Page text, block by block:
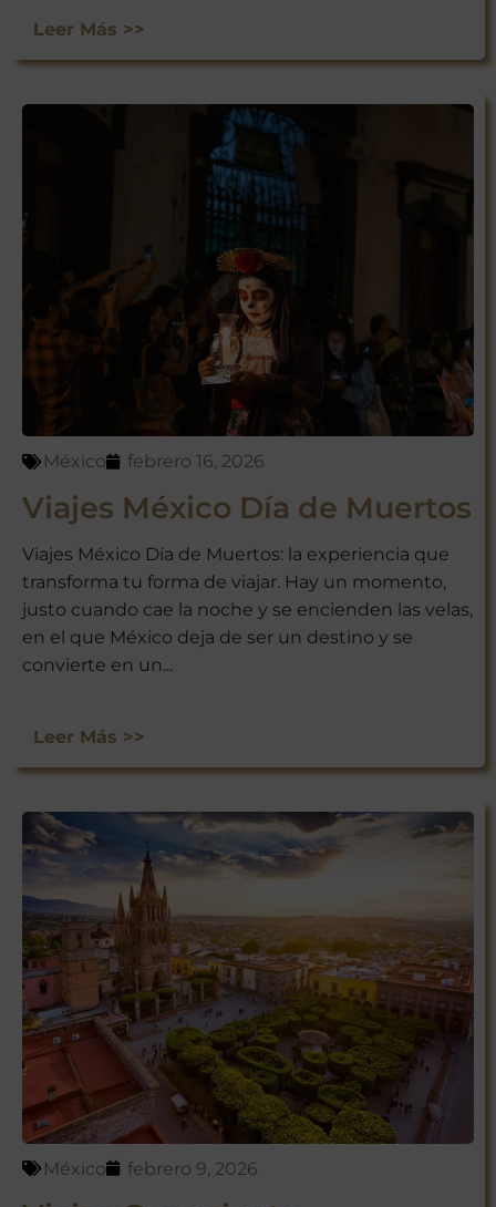
Leer Más >>
México febrero 16, 2026
Viajes México Día de Muertos
Viajes México Día de Muertos: la experiencia que
transforma tu forma de viajar. Hay un momento,
justo cuando cae la noche y se encienden las velas,
en el que México deja de ser un destino y se
convierte en un...
Leer Más >>
México febrero 9, 2026
¡ÚNETE A
NUESTRA
únicas que Viajar a México tiene
para ti. Suscríbete ahora y recibe
nuestras últimas escapadas,
ofertas exclusivas y consejos de
viaje directamente en tu bandeja
de entrada.
¡Suscríbete y empieza a explorar
México con nosotros!